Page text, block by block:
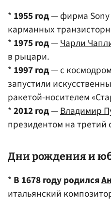
* 1955 год— фирма Sony
карманных
* 1975 год—Чарли
в рыцари.
* 1997 год— с
запустили
ракетой-носителем
*2012 год—Владимир
президентом на третий
Дни рождения и
* В 1678 году родился
итальянский